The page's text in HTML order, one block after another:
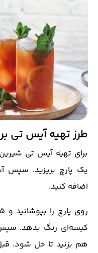
طرز تهیه آیس تی
برای تهیه آیس تی
یک پارچ بریزید. سپس
اضافه کنید.
کیسه‌ای رنگ بدهد.
هم بزنید تا حل شود.